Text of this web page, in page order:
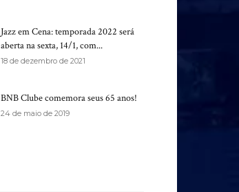
Jazz em Cena: temporada 2022 será
aberta na sexta, 14/1, com...
18 de dezembro de 2021
BNB Clube comemora seus 65 anos!
24 de maio de 2019